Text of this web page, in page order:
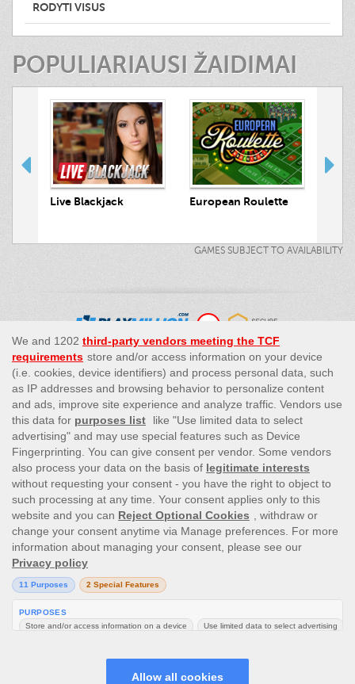
RODYTI VISUS
POPULIARIAUSI ŽAIDIMAI
Live Blackjack European Roulette
GAMES SUBJECT TO AVAILABILITY
This site’s operations are regulated by the Malta Gaming
Authority and is operated by Skill On Net Limited, Office 1/5297
Level G, Quantum House, 75, Abate Rigord Street, Ta’ Xbiex, XBX
1120, Malta, under the gaming license issued by the Malta
Gaming Authority (license number MGA/CRP/171/2009/01)
issued on 1 August 2018.
Gambling can be addictive, please play responsibly.
Please note that all game images and provider icons displayed on
the logout page are for illustrative purposes only. Some of the
games shown may not be live or available on the logged-in
platform for your country or account.